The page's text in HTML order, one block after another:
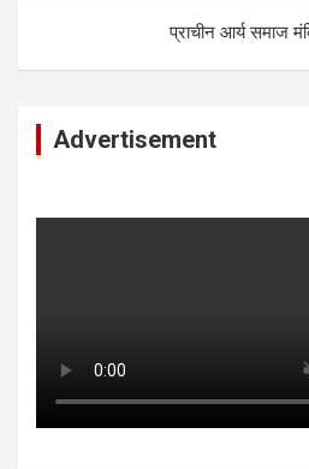
प्राचीन आर्य समाज
Advertisement